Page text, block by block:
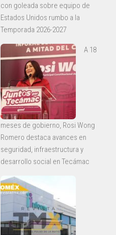
con goleada sobre equipo de
Estados Unidos rumbo a la
Temporada 2026-2027
A 18
meses de gobierno, Rosi Wong
Romero destaca avances en
seguridad, infraestructura y
desarrollo social en Tecámac